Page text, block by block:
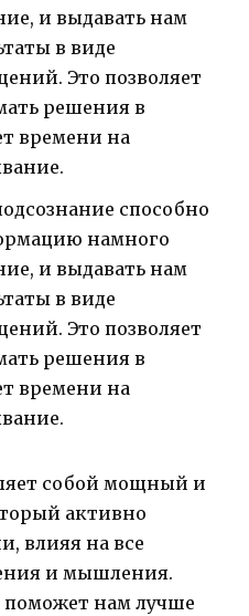
и выдавать нам
в виде
Это позволяет
решения в
времени на
способно
намного
и выдавать нам
в виде
Это позволяет
решения в
времени на
собой мощный и
активно
влияя на все
и мышления.
нам лучше